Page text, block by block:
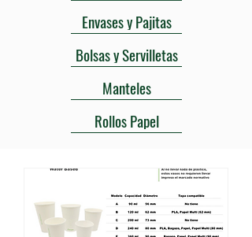
festividades populares, panaderías, bares,
el día a día, desde vasos para bebidas
cajas de pizza y productos de higiene,
Envases y Pajitas
Bolsas y Servilletas
Manteles
Rollos Papel